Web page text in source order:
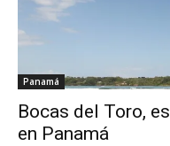
Panamá
Bocas del Toro,
en Panamá